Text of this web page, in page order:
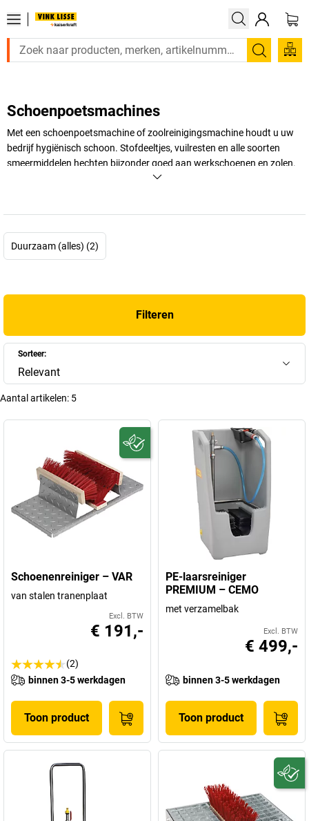
Zoeken
Schoenpoetsmachines
Met een schoenpoetsmachine of zoolreinigingsmachine houdt u uw
bedrijf hygiënisch schoon. Stofdeeltjes, vuilresten en alle soorten
smeermiddelen hechten bijzonder goed aan werkschoenen en zolen.
Hoe de bestaande regelgeving onder de knie te krijgen!
Duurzaam (alles) (2)
Filteren
Sorteer:
Relevant
Aantal artikelen: 5
Schoenenreiniger – VAR
van stalen tranenplaat
Excl. BTW
€ 191,-
(2)
binnen 3-5 werkdagen
Toon product
PE-laarsreiniger
PREMIUM – CEMO
met verzamelbak
Excl. BTW
€ 499,-
binnen 3-5 werkdagen
Toon product